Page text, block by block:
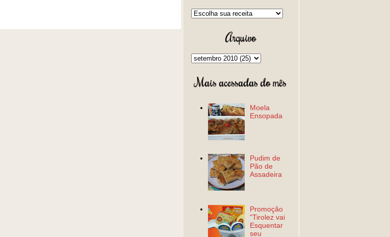
Arquivo
Mais acessadas do mês
Moela
Ensopada
Pudim de
Pão de
Assadeira
Promoção
"Tirolez vai
Esquentar
seu